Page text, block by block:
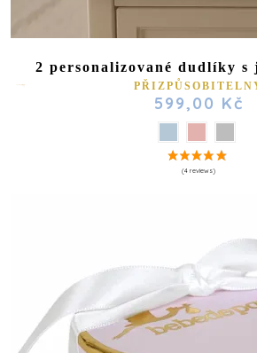
2 personalizované dudlíky s
599,00 Kč